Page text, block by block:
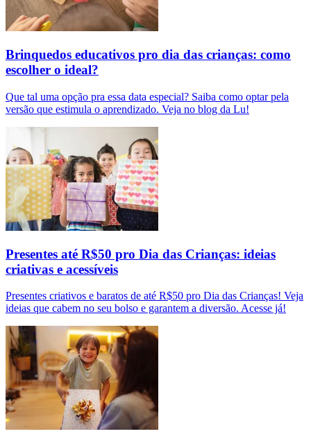
Brinquedos educativos pro dia das crianças: como
escolher o ideal?
Que tal uma opção pra essa data especial? Saiba como optar pela
versão que estimula o aprendizado. Veja no blog da Lu!
Presentes até R$50 pro Dia das Crianças: ideias
criativas e acessíveis
Presentes criativos e baratos de até R$50 pro Dia das Crianças! Veja
ideias que cabem no seu bolso e garantem a diversão. Acesse já!